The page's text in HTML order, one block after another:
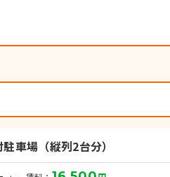
車場（縦列2台分）